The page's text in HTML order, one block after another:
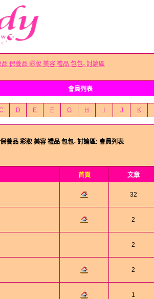
保養品 彩妝 美容 禮品 包包- 討論區
會員列表
D E F G H J K
養品 彩妝 美容 禮品 包包- 討論區: 會員列表
首頁 文章
32
2
2
2
1